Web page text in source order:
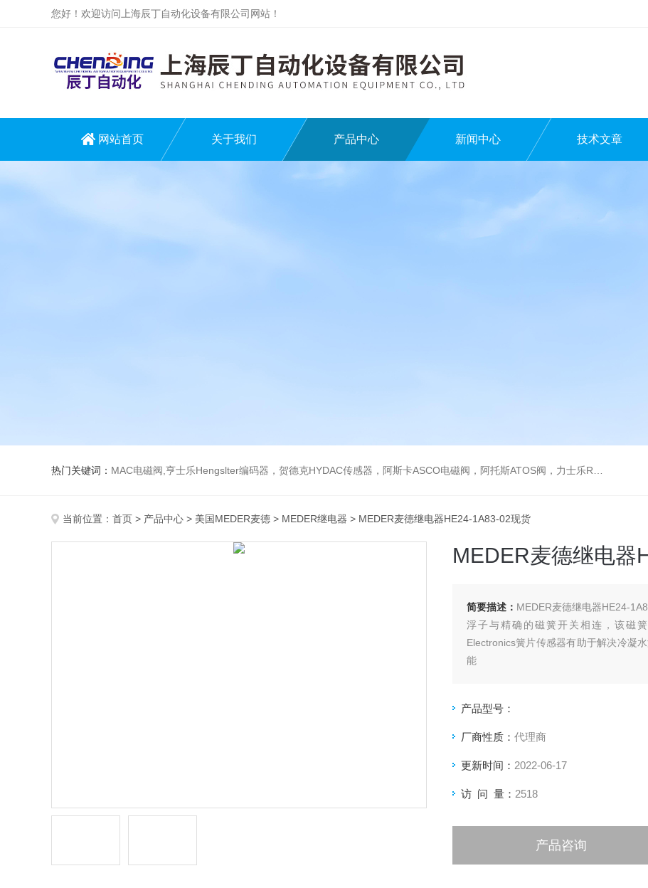
您好！欢迎访问上海辰丁自动化设备有限公司网站！
网站首页 关于我们 产品中心 新闻中心 技术文章
热门关键词： MAC电磁阀,亨士乐Hengslter编码器，贺德克HYDAC传感器，阿斯卡ASCO电磁阀，阿托斯ATOS阀，力士乐Rexroth泵，爱普EPRO传感器，穆格MOOG伺服阀，宝德BURKERT电磁阀，倍加福P F传感器
当前位置： 首页 > 产品中心 > 美国MEDER麦德 > MEDER继电器 > MEDER麦德继电器HE24-1A83-02现货
MEDER麦德继电器
简要描述： MEDER麦德继电器HE24-
浮子与精确的磁簧开关相连，该磁
Electronics簧片传感器有助于解决冷凝
能
产品型号：
厂商性质： 代理商
更新时间： 2022-06-17
访 问 量： 2518
产品咨询